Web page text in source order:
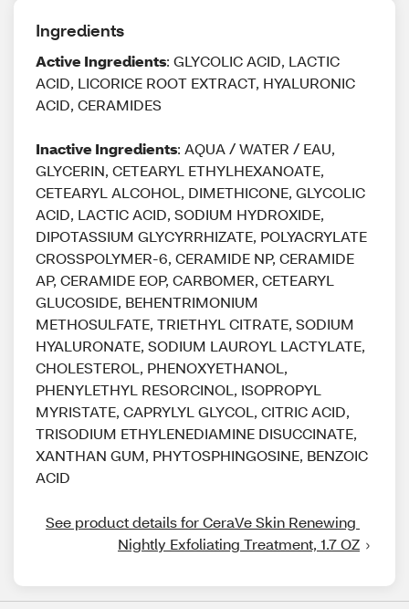
Ingredients
Active Ingredients: GLYCOLIC ACID, LACTIC
ACID, LICORICE ROOT EXTRACT, HYALURONIC
ACID, CERAMIDES
Inactive Ingredients: AQUA / WATER / EAU,
GLYCERIN, CETEARYL ETHYLHEXANOATE,
CETEARYL ALCOHOL, DIMETHICONE, GLYCOLIC
ACID, LACTIC ACID, SODIUM HYDROXIDE,
DIPOTASSIUM GLYCYRRHIZATE, POLYACRYLATE
CROSSPOLYMER-6, CERAMIDE NP, CERAMIDE
AP, CERAMIDE EOP, CARBOMER, CETEARYL
GLUCOSIDE, BEHENTRIMONIUM
METHOSULFATE, TRIETHYL CITRATE, SODIUM
HYALURONATE, SODIUM LAUROYL LACTYLATE,
CHOLESTEROL, PHENOXYETHANOL,
PHENYLETHYL RESORCINOL, ISOPROPYL
MYRISTATE, CAPRYLYL GLYCOL, CITRIC ACID,
TRISODIUM ETHYLENEDIAMINE DISUCCINATE,
XANTHAN GUM, PHYTOSPHINGOSINE, BENZOIC
ACID
See product details for CeraVe Skin Renewing
Nightly Exfoliating Treatment, 1.7 OZ